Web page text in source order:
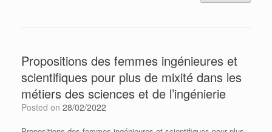
Propositions des femmes ingénieures et
scientifiques pour plus de mixité dans les
métiers des sciences et de l’ingénierie
Posted on 28/02/2022